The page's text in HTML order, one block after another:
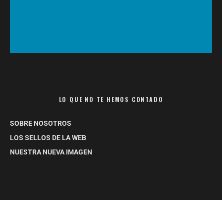
LO QUE NO TE HEMOS CONTADO
SOBRE NOSOTROS
LOS SELLOS DE LA WEB
NUESTRA NUEVA IMAGEN